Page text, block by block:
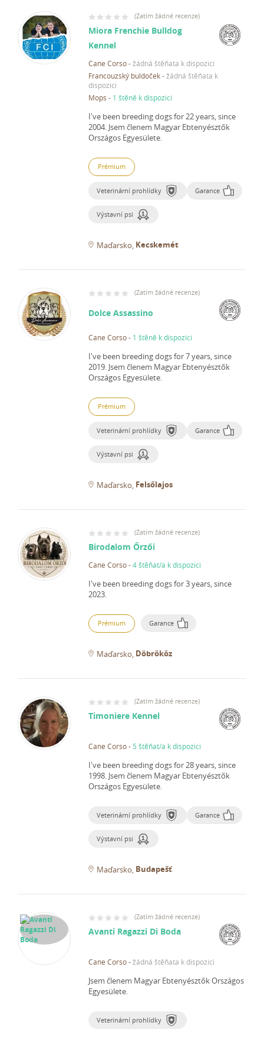
(Zatím žádné recenze)
Miora Frenchie Bulldog
Kennel
Cane Corso-žádná štěňata k dispozici
Francouzský buldoček-žádná štěňata k
dispozici
Mops - 1 štěně k dispozici
I've been breeding dogs for 22 years, since
2004. Jsem členem Magyar Ebtenyésztők
Országos Egyesülete.
Prémium
Veterinární prohlídky Garance
Výstavní psi
Maďarsko Kecskemét
(Zatím žádné recenze)
Dolce Assassino
Cane Corso- 1 štěně k dispozici
I've been breeding dogs for 7 years, since
2019. Jsem členem Magyar Ebtenyésztők
Országos Egyesülete.
Prémium
Veterinární prohlídky Garance
Výstavní psi
Maďarsko Felsőlajos
(Zatím žádné recenze)
Birodalom Őrzői
Cane Corso-4 štěňat/a k dispozici
I've been breeding dogs for 3 years, since
2023.
Prémium Garance
Maďarsko Döbrököz
(Zatím žádné recenze)
Timoniere Kennel
Cane Corso- 5 štěňat/a k dispozici
I've been breeding dogs for 28 years, since
1998. Jsem členem Magyar Ebtenyésztők
Országos Egyesülete.
Veterinární prohlídky Garance
Výstavní psi
Maďarsko Budapešť
(Zatím žádné recenze)
Avanti Ragazzi Di Boda
Cane Corso-žádná štěňata k dispozici
Jsem členem Magyar Ebtenyésztők Országos
Egyesülete.
Veterinární prohlídky